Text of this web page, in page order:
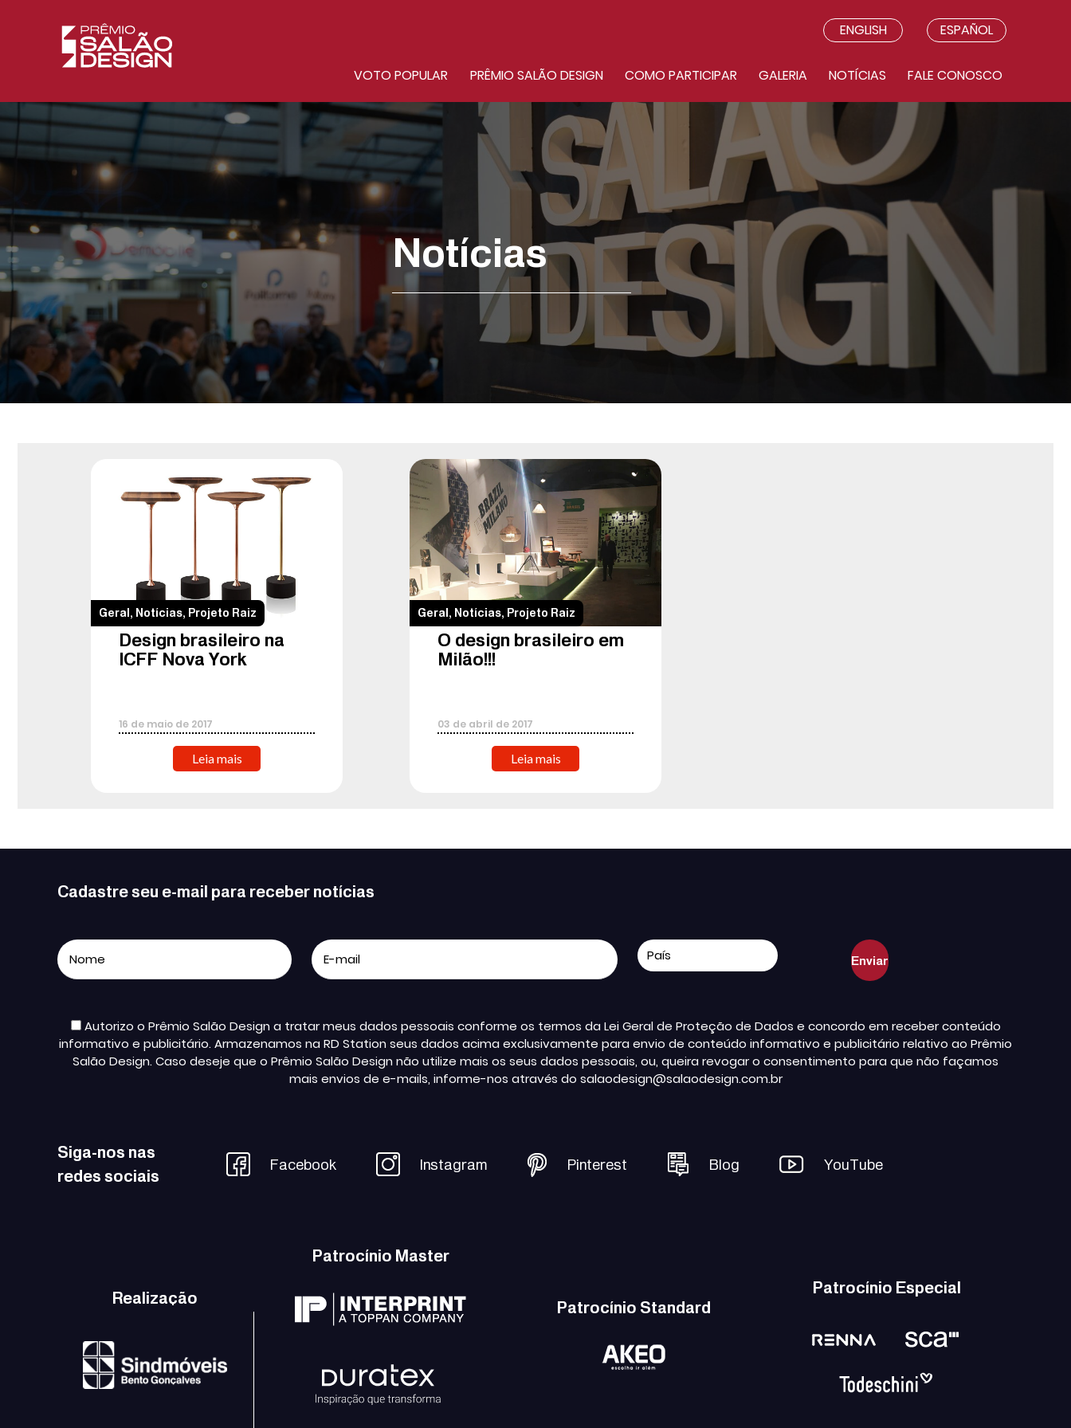
ENGLISH ESPAÑOL
VOTO POPULAR PRÊMIO SALÃO DESIGN COMO PARTICIPAR GALERIA NOTÍCIAS FALE CONOSCO
Notícias
Geral, Notícias, Projeto Raiz
Design brasileiro na
ICFF Nova York
16 de maio de 2017
Leia mais
Geral, Notícias, Projeto Raiz
O design brasileiro em
Milão!!!
03 de abril de 2017
Leia mais
Cadastre seu e-mail para receber notícias
Autorizo o Prêmio Salão Design a tratar meus dados pessoais conforme os termos da Lei Geral de Proteção de Dados e concordo em receber conteúdo
informativo e publicitário. Armazenamos na RD Station seus dados acima exclusivamente para envio de conteúdo informativo e publicitário relativo ao Prêmio
Salão Design. Caso deseje que o Prêmio Salão Design não utilize mais os seus dados pessoais, ou, queira revogar o consentimento para que não façamos
mais envios de e-mails, informe-nos através do salaodesign@salaodesign.com.br
Siga-nos nas
redes sociais
Facebook Instagram Pinterest Blog YouTube
Realização
Patrocínio Master
Patrocínio Standard
Patrocínio Especial